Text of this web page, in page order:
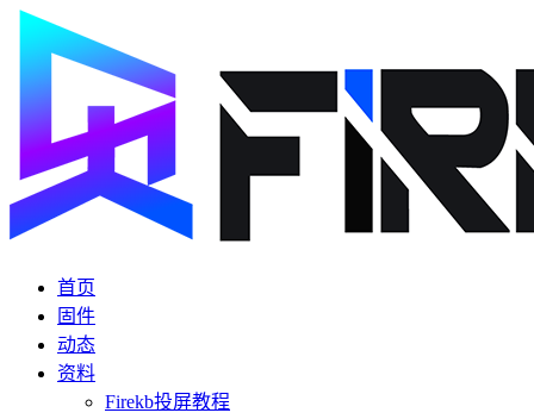
首页
固件
动态
资料
Firekb投屏教程